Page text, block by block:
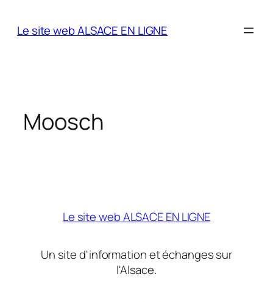
Le site web ALSACE EN LIGNE
Moosch
Le site web ALSACE EN LIGNE
Un site d'information et échanges sur
l'Alsace.